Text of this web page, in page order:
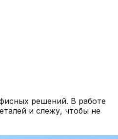
решений. В работе
и слежу, чтобы не